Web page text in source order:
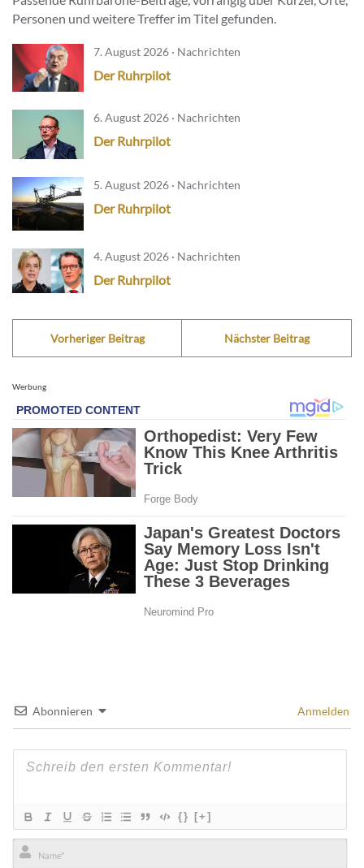
Personen und weitere Treffer im Titel gefunden.
7. August 2026 · Nachrichten
Der Ruhrpilot
6. August 2026 · Nachrichten
Der Ruhrpilot
5. August 2026 · Nachrichten
Der Ruhrpilot
4. August 2026 · Nachrichten
Der Ruhrpilot
Vorheriger Beitrag Nächster Beitrag
Werbung
Abonnieren Anmelden
{} [+]